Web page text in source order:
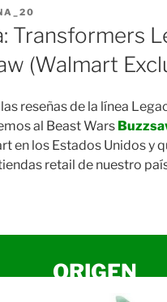
Transformers
(Walmart
reseñas de la línea
al Beast Wars
en los Estados Unidos y
retail de nuestro
ORIGEN